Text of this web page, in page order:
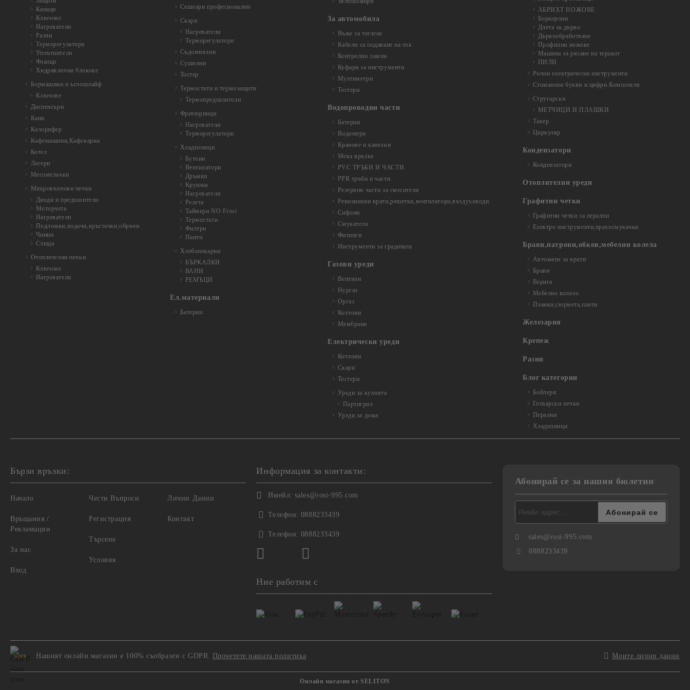
Капаци
Ключове
Нагреватели
Разни
Терморегулатори
Уплътнители
Фланци
Хидравлични блокове
Бормашини и ъглошлайф
Ключове
Диспенсъри
Кани
Калорифер
Кафемашини,Кафеварки
Котел
Лагери
Месомелачки
Микровълнови печки
Диоди и предпазители
Моторчета
Нагреватели
Подложки,водачи,кръстачки,обръчи
Чинии
Слюда
Отоплителни печки
Ключове
Нагреватели
Сешоари професионални
Скари
Нагреватели
Терморегулатори
Съдомиялни
Сушилни
Тостер
Термостати и термозащити
Термопредпазители
Фритюрници
Нагреватели
Терморегулатори
Хладилници
Бутони
Вентилатори
Дръжки
Крушки
Нагреватели
Релета
Таймери NO Frost
Термостати
Филтри
Панти
Хлебопекарни
БЪРКАЛКИ
ВАНИ
РЕМЪЦИ
Ел.материали
Батерии
За автомобила
Въже за теглене
Кабели за подаване на ток
Контролни лампи
Куфари за инструменти
Мултиметри
Тестери
Водопроводни части
Батерии
Водомери
Кранове и канелки
Мека връзка
PVC ТРЪБИ И ЧАСТИ
PPR тръби и части
Резервни части за смесители
Ревизионни врати,решетки,вентилатори,въздуховоди
Сифони
Смукатели
Фитинги
Инструменти за градината
Газови уреди
Вентили
Нургаз
Оргаз
Котлони
Мембрани
Електрически уреди
Котлони
Скари
Тостери
Уреди за кухнята
Партигрил
Уреди за дома
АБРИХТ НОЖОВЕ
Боркорони
Длета за дърво
Дървообработване
Профилни ножове
Машина за рязане на теракот
ПИЛИ
Ръчни електрически инструменти
Стоманени букви и цифри Комплекти
Стругарски
МЕТЧИЦИ И ПЛАШКИ
Такер
Циркуляр
Кондензатори
Кондензатори
Отоплителни уреди
Графитни четки
Графитни четки за перални
Електро инструменти,прахосмукачки
Брави,патрони,обков,мебелни колела
Автомати за врати
Брави
Верига
Мебелно колело
Планки,сюрмета,панти
Железария
Крепеж
Разни
Блог категории
Бойлери
Готварски печки
Перални
Хладилници
Бързи връзки:
Начало
Връщания /
Рекламации
За нас
Вход
Чести Въпроси
Регистрация
Търсене
Условия
Лични Данни
Контакт
Информация за контакти:
Имейл: sales@rosi-995.com
Телефон: 0888233439
Телефон: 0888233439
Ние работим с
Абонирай се за нашия бюлетин
sales@rosi-995.com
0888233439
GDPR Нашият онлайн магазин е 100% съобразен с GDPR. Прочетете нашата политика Моите лични данни
Онлайн магазин от SELITON